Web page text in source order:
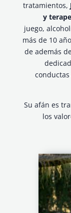
tratamientos,
y
juego,
más de 10
de además
Su afán es
los